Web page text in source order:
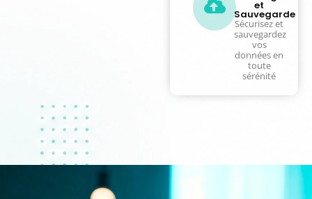
Stockage
et
Sauvegarde
Sécurisez et
sauvegardez
vos
données en
sérénité